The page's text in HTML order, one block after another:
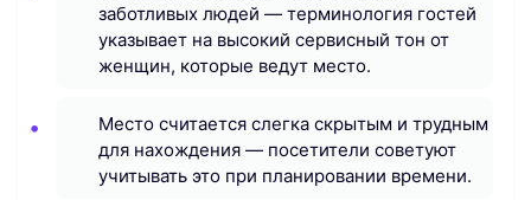
заботливых людей — терминология гостей
указывает на высокий сервисный тон от
женщин, которые ведут место.
Место считается слегка скрытым и трудным
для нахождения — посетители советуют
учитывать это при планировании времени.